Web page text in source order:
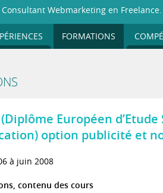
Webmarketing en Freelance.
FORMATIONS
(Diplôme Européen
option publicité et
à juin 2008
contenu des cours